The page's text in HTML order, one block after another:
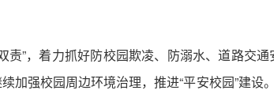
责”，着力抓好防校园欺凌、防溺水、道路交
强校园周边环境治理，推进“平安校园”建设